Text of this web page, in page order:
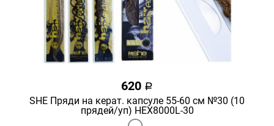
620 a
SHE Пряди на керат. капсуле 55-60 см №30 (10
прядей/уп) HEX8000L-30